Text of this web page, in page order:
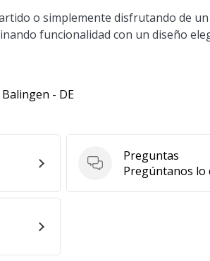
o simplemente disfrutando de un
funcionalidad con un diseño
- DE
Preguntas
Preguntas
Pregúntanos lo